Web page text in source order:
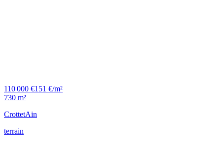
110 000 €151 €/m²
730 m²
CrottetAin
terrain